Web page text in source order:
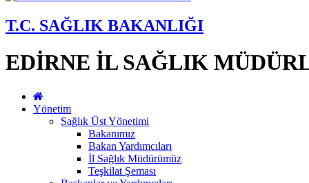
T.C. SAĞLIK BAKANLIĞI
EDİRNE İL SAĞLIK
Yönetim
Sağlık Üst Yönetimi
Bakanımız
Bakan Yardımcıları
İl Sağlık Müdürümüz
Teşkilat Şeması